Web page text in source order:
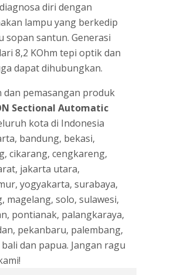
diri dengan
lampu yang berkedip
sopan santun. Generasi
8,2 KOhm tepi optik dan
dapat dihubungkan.
dan pemasangan produk
Sectional Automatic
kota di Indonesia
, bandung, bekasi,
, cikarang, cengkareng,
, jakarta utara,
, yogyakarta, surabaya,
, magelang, solo, sulawesi,
, pontianak, palangkaraya,
, pekanbaru, palembang,
bali dan papua. Jangan ragu